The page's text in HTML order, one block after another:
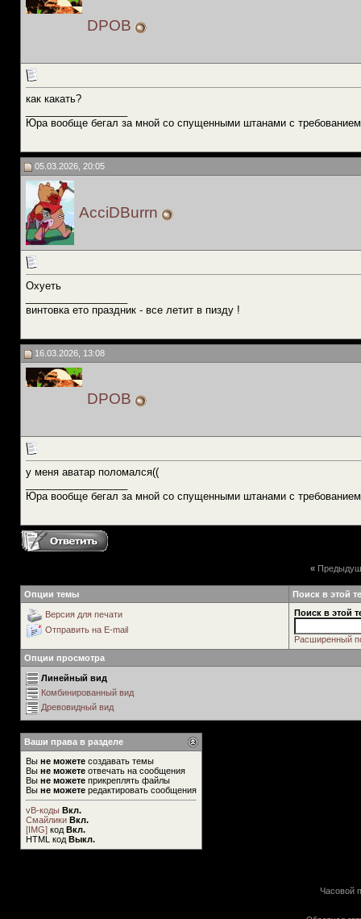
DPOB
как какать?
Юра вообще бегал за мной со спущенными штанами с
05.03.2026, 20:05
AcciDBurrn
Охуеть
винтовка ето праздник - все летит в пизду !
16.03.2026, 13:08
DPOB
у меня аватар поломался((
Юра вообще бегал за мной со спущенными штанами с
«
Опции темы Поиск в этой
Версия для печати
Отправить на E-mail
Поиск в этой
Расширенный
Опции просмотра
Линейный вид
Комбинированный вид
Древовидный вид
Ваши права в разделе
Вы не можете создавать темы
Вы не можете отвечать на сообщения
Вы не можете прикреплять файлы
Вы не можете редактировать сообщения
vB-коды Вкл.
Смайлики Вкл.
[IMG] код Вкл.
HTML код Выкл.
Часовой